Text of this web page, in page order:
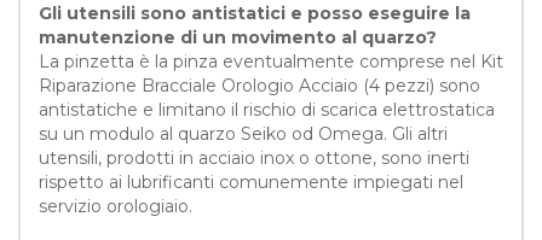
Gli utensili sono antistatici e posso eseguire la
manutenzione di un movimento al quarzo?
La pinzetta è la pinza eventualmente comprese nel Kit
Riparazione Bracciale Orologio Acciaio (4 pezzi) sono
antistatiche e limitano il rischio di scarica elettrostatica
su un modulo al quarzo Seiko od Omega. Gli altri
utensili, prodotti in acciaio inox o ottone, sono inerti
rispetto ai lubrificanti comunemente impiegati nel
servizio orologiaio.